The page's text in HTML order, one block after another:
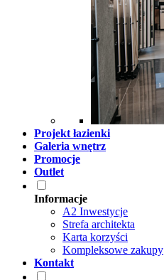
Projekt łazienki
Galeria wnętrz
Promocje
Outlet
Informacje
A2 Inwestycje
Strefa architekta
Karta korzyści
Kompleksowe zakupy
Kontakt